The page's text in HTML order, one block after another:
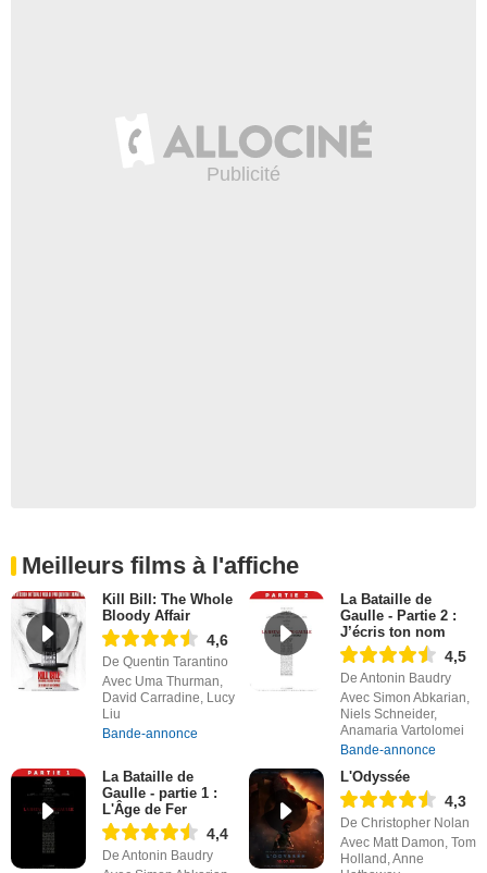
Meilleurs films à l'affiche
Kill Bill: The Whole
Bloody Affair
4,6
De Quentin Tarantino
Avec Uma Thurman,
David Carradine, Lucy
Liu
Bande-annonce
La Bataille de
Gaulle - Partie 2 :
J’écris ton nom
4,5
De Antonin Baudry
Avec Simon Abkarian,
Niels Schneider,
Anamaria Vartolomei
Bande-annonce
La Bataille de
Gaulle - partie 1 :
L'Âge de Fer
4,4
De Antonin Baudry
L'Odyssée
4,3
De Christopher Nolan
Avec Matt Damon, Tom
Holland, Anne